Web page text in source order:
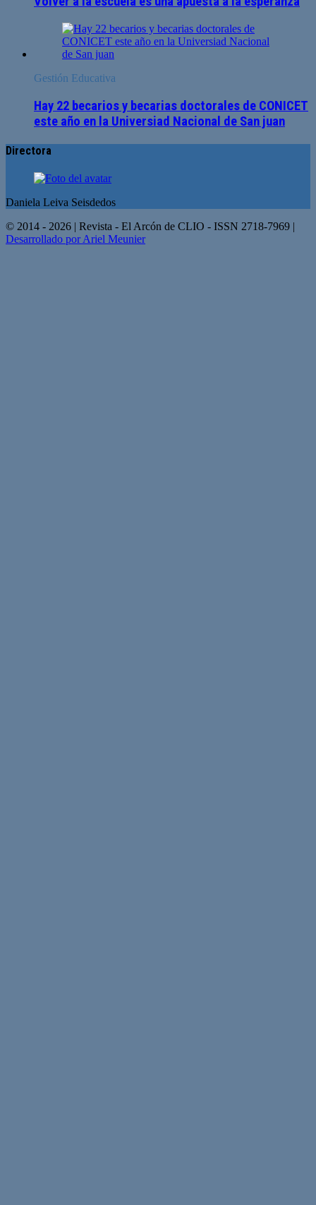
Gestión Educativa
Hay 22 becarios y becarias doctorales de CONICET
este año en la Universiad Nacional de San juan
Directora
Daniela Leiva Seisdedos
© 2014 - 2026 | Revista - El Arcón de CLIO - ISSN 2718-7969 |
Desarrollado por Ariel Meunier